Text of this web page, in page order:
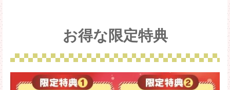
お得な限定特典